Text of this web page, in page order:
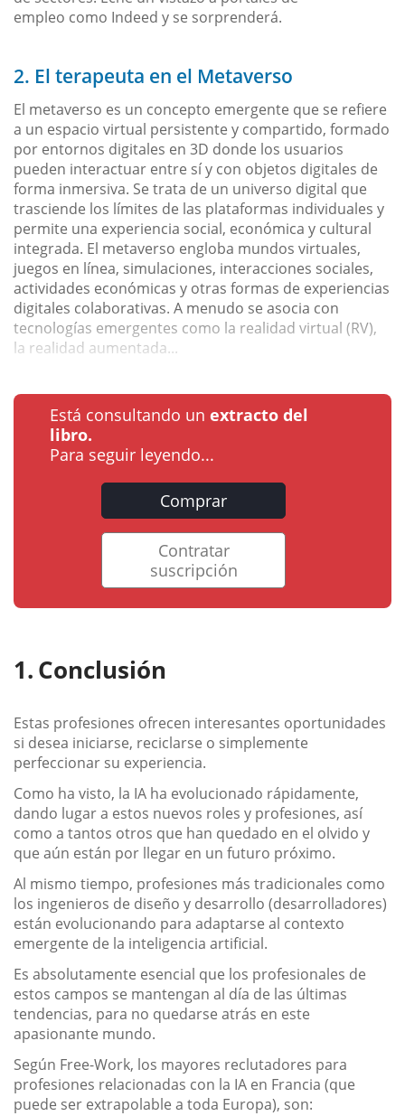
empleo como Indeed y se sorprenderá.
2. El terapeuta en el Metaverso
El metaverso es un concepto emergente que se refiere
a un espacio virtual persistente y compartido, formado
por entornos digitales en 3D donde los usuarios
pueden interactuar entre sí y con objetos digitales de
forma inmersiva. Se trata de un universo digital que
trasciende los límites de las plataformas individuales y
permite una experiencia social, económica y cultural
integrada. El metaverso engloba mundos virtuales,
juegos en línea, simulaciones, interacciones sociales,
actividades económicas y otras formas de experiencias
digitales colaborativas. A menudo se asocia con
tecnologías emergentes como la realidad virtual (RV),
la realidad aumentada...
Está consultando un extracto del
libro.
Para seguir leyendo...
Comprar
Contratar
suscripción
Conclusión
Estas profesiones ofrecen interesantes oportunidades
si desea iniciarse, reciclarse o simplemente
perfeccionar su experiencia.
Como ha visto, la IA ha evolucionado rápidamente,
dando lugar a estos nuevos roles y profesiones, así
como a tantos otros que han quedado en el olvido y
que aún están por llegar en un futuro próximo.
Al mismo tiempo, profesiones más tradicionales como
los ingenieros de diseño y desarrollo (desarrolladores)
están evolucionando para adaptarse al contexto
emergente de la inteligencia artificial.
Es absolutamente esencial que los profesionales de
estos campos se mantengan al día de las últimas
tendencias, para no quedarse atrás en este
apasionante mundo.
Según Free-Work, los mayores reclutadores para
profesiones relacionadas con la IA en Francia (que
puede ser extrapolable a toda Europa), son: